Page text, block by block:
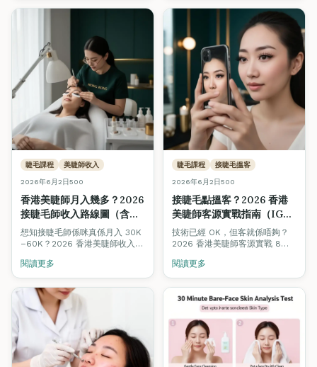
同。Fine Arts Academy 紋繡
導師團隊用 12 個維度逐項對照，
仲附香港價格範圍同揀選決策
樹。
睫毛課程 美睫師收入
2026年6月2日500
香港美睫師月入幾多？2026
接睫毛師收入路線圖（含即
時試算機）
想知接睫毛師係咪真係月入 30K
–60K？2026 香港美睫師收入完
職・全職・工作室老闆）合理收
入、客單價、回頭率對比，加埋
即時收入試算機，拖滑桿即知你
嘅情境月入幾多。
閱讀更多
睫毛課程 接睫毛搵客
2026年6月2日500
接睫毛點搵客？2026 香港
美睫師客源實戰指南（IG・
WhatsApp・回頭客 8 招）
技術已經 OK，但客就係唔夠？
2026 香港美睫師客源實戰 8
Broadcast 模板、3 週回頭率機
制、Beauty Stars 被動曝光、
口碑轉介設計、平台抽成避坑。
新手 3 個月內穩定 1 日 2 客嘅實
際路徑。
閱讀更多